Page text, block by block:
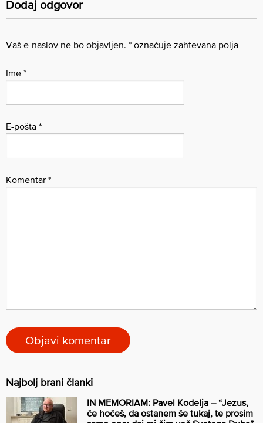
Dodaj odgovor
Vaš e-naslov ne bo objavljen. * označuje zahtevana polja
Ime *
E-pošta *
Komentar *
Najbolj brani članki
IN MEMORIAM: Pavel Kodelja – “Jezus,
če hočeš, da ostanem še tukaj, te prosim